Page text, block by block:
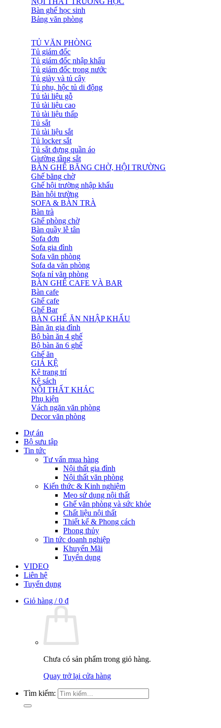
Bàn ghế học sinh
Bảng văn phòng
TỦ VĂN PHÒNG
Tủ giám đốc
Tủ giám đốc nhập khẩu
Tủ giám đốc trong nước
Tủ giày và tủ cây
Tủ phụ, hộc tủ di động
Tủ tài liệu gỗ
Tủ tài liệu cao
Tủ tài liệu thấp
Tủ sắt
Tủ tài liệu sắt
Tủ locker sắt
Tủ sắt đựng quần áo
Giường tầng sắt
BÀN GHẾ BĂNG CHỜ, HỘI TRƯỜNG
Ghế băng chờ
Ghế hội trường nhập khẩu
Bàn hội trường
SOFA & BÀN TRÀ
Bàn trà
Ghế phòng chờ
Bàn quầy lễ tân
Sofa đơn
Sofa gia đình
Sofa văn phòng
Sofa da văn phòng
Sofa nỉ văn phòng
BÀN GHẾ CAFE VÀ BAR
Bàn cafe
Ghế cafe
Ghế Bar
BÀN GHẾ ĂN NHẬP KHẨU
Bàn ăn gia đình
Bộ bàn ăn 4 ghế
Bộ bàn ăn 6 ghế
Ghế ăn
GIÁ KỆ
Kệ trang trí
Kệ sách
NỘI THẤT KHÁC
Phụ kiện
Vách ngăn văn phòng
Decor văn phòng
Dự án
Bộ sưu tập
Tin tức
Tư vấn mua hàng
Nội thất gia đình
Nội thất văn phòng
Kiến thức & Kinh nghiệm
Mẹo sử dụng nội thất
Ghế văn phòng và sức khỏe
Chất liệu nội thất
Thiết kế & Phong cách
Phong thủy
Tin tức doanh nghiệp
Khuyến Mãi
Tuyển dụng
VIDEO
Liên hệ
Tuyển dụng
Giỏ hàng /0 ₫
Chưa có sản phẩm trong giỏ hàng.
Quay trở lại cửa hàng
Tìm kiếm: